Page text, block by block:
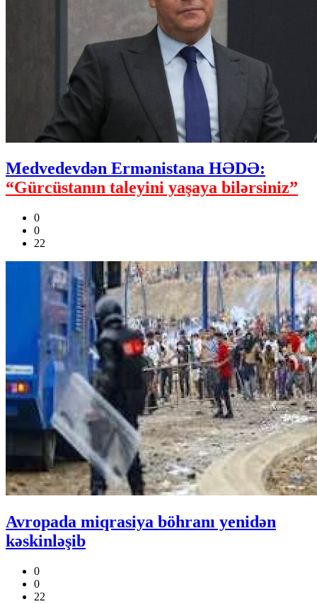
Medvedevdən Ermənistana HƏDƏ:
“Gürcüstanın taleyini yaşaya bilərsiniz”
0
0
22
Avropada miqrasiya böhranı yenidən
kəskinləşib
0
0
22